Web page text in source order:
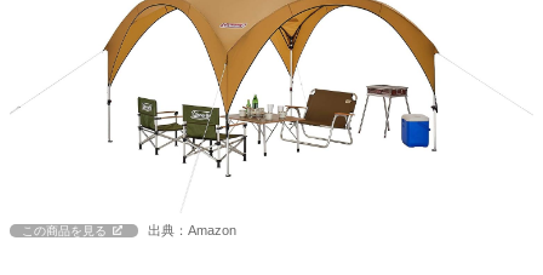
この商品を見る 出典：Amazon